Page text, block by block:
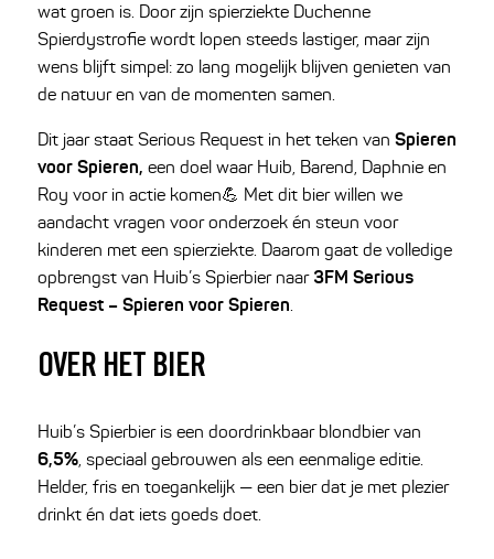
wat groen is. Door zijn spierziekte Duchenne
Spierdystrofie wordt lopen steeds lastiger, maar zijn
wens blijft simpel: zo lang mogelijk blijven genieten van
de natuur en van de momenten samen.
Dit jaar staat Serious Request in het teken van Spieren
voor Spieren, een doel waar Huib, Barend, Daphnie en
Roy voor in actie komen💪 Met dit bier willen we
aandacht vragen voor onderzoek én steun voor
kinderen met een spierziekte. Daarom gaat de volledige
opbrengst van Huib’s Spierbier naar 3FM Serious
Request – Spieren voor Spieren.
OVER HET BIER
Huib’s Spierbier is een doordrinkbaar blondbier van
6,5%, speciaal gebrouwen als een eenmalige editie.
Helder, fris en toegankelijk — een bier dat je met plezier
drinkt én dat iets goeds doet.